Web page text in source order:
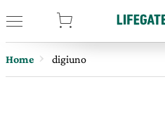
Home digiuno